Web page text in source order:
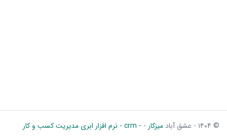
© ۱۴۰۴ - عشق آباد میزکار - - crm - نرم افزار ابری مدیریت کسب و کار